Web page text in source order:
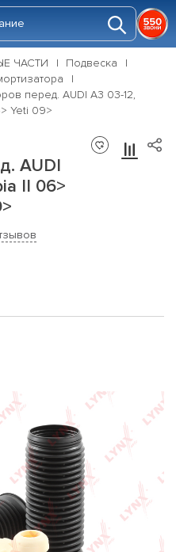
ЧАСТИ
Подвеска
перед. AUDI A3 03-12,
Yeti 09>
AUDI
II 06>